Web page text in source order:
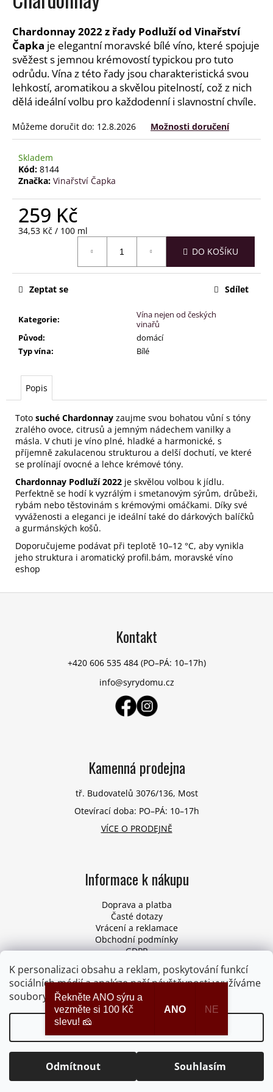
K personalizaci obsahu a reklam, poskytování funkcí
sociálních médií a analýze naší návštěvnosti využíváme
soubory cookies. Více informací
Odmítnout Souhlasím
Při nákupu nad 1800 Kč doprava ZDARMA.
Chardonnay 2022 z řady Podluží od Vinařství
Čapka je elegantní moravské bílé víno, které spojuje
svěžest s jemnou krémovostí typickou pro tuto
odrůdu. Vína z této řady jsou charakteristická svou
lehkostí, aromatikou a skvělou pitelností, což z nich
dělá ideální volbu pro každodenní i slavnostní chvíle.
Můžeme doručit do: 12.8.2026 Možnosti doručení
Skladem
Kód: 8144
Značka: Vinařství Čapka
259 Kč
Měrná
34,53 Kč / 100 ml
DO KOŠÍKU
Kategorie:
Vína nejen od českých
vinařů
Původ:
domácí
Typ vína: Bílé
Zeptat se Sdílet
Popis
Toto suché Chardonnay zaujme svou bohatou vůní s tóny
zralého ovoce, citrusů a jemným nádechem vanilky a
másla. V chuti je víno plné, hladké a harmonické, s
příjemně zakulacenou strukturou a delší dochutí, ve které
se prolínají ovocné a lehce krémové tóny.
Chardonnay Podluží 2022 je skvělou volbou k jídlu.
Perfektně se hodí k vyzrálým i smetanovým sýrům, drůbeži,
rybám nebo těstovinám s krémovými omáčkami. Díky své
vyváženosti a eleganci je ideální také do dárkových balíčků
a gurmánských košů.
Doporučujeme podávat při teplotě 10–12 °C, aby vynikla
jeho struktura i aromatický profil.bám, moravské víno
eshop
a
j
í
t
?
HLEDAT
D
č
Z
Kontakt
+420 606 535 484 (PO–PÁ: 10–17h)
info@syrydomu.cz
Kamenná prodejna
tř. Budovatelů 3076/136, Most
Otevírací doba: PO–PÁ: 10–17h
VÍCE O PRODEJNĚ
Informace k nákupu
Doprava a platba
Časté dotazy
Vrácení a reklamace
Obchodní podmínky
GDPR
Pro firmy
Odstoupení od smlouvy
Vytvořil Shoptet
Copyright 2026Syrydomu.cz. Všechna práva vyhrazena.
Upravit nastavení cookies
Řekněte ANO sýru a
vezměte si 100 Kč
slevu! 🧀
ANO NE